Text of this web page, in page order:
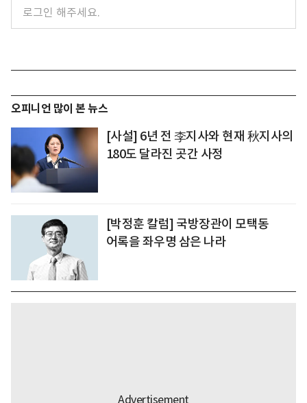
오피니언 많이 본 뉴스
[사설] 6년 전 李지사와 현재 秋지사의
180도 달라진 곳간 사정
[박정훈 칼럼] 국방장관이 모택동
어록을 좌우명 삼은 나라